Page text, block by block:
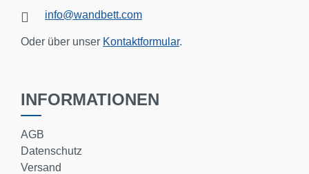
info@wandbett.com
Oder über unser Kontaktformular.
INFORMATIONEN
AGB
Datenschutz
Versand